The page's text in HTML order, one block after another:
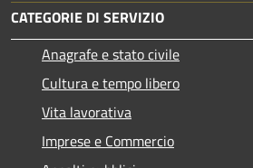
CATEGORIE DI SERVIZIO
Anagrafe e stato civile
Cultura e tempo libero
Vita lavorativa
Imprese e Commercio